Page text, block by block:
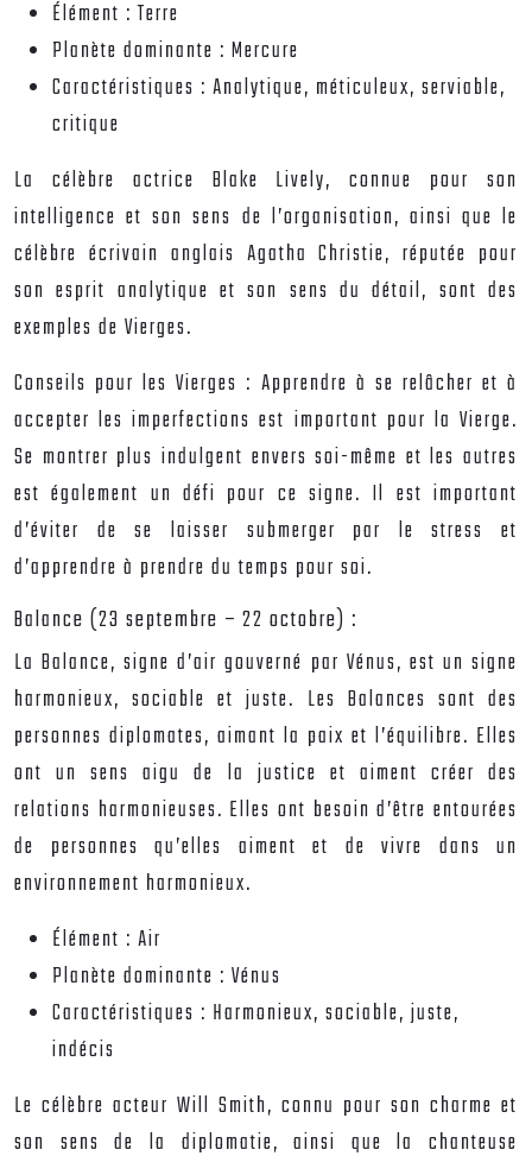
Élément :Terre
Planète dominante : Mercure
Caractéristiques : Analytique, méticuleux, serviable,
critique
La célèbre actrice Blake Lively, connue pour son
intelligence et son sens de l’organisation, ainsi que le
célèbre écrivain anglais Agatha Christie, réputée pour
son esprit analytique et son sens du détail, sont des
exemples de Vierges.
Conseils pour les Vierges : Apprendre à se relâcher et à
accepter les imperfections est important pour la Vierge.
Se montrer plus indulgent envers soi-même et les autres
est également un défi pour ce signe. Il est important
d’éviter de se laisser submerger par le stress et
d’apprendre à prendre du temps pour soi.
Balance (23 septembre – 22 octobre) :
La Balance, signe d’air gouverné par Vénus, est un signe
harmonieux, sociable et juste. Les Balances sont des
personnes diplomates, aimant la paix et l’équilibre. Elles
ont un sens aigu de la justice et aiment créer des
relations harmonieuses. Elles ont besoin d’être entourées
de personnes qu’elles aiment et de vivre dans un
environnement harmonieux.
Élément : Air
Planète dominante : Vénus
Caractéristiques : Harmonieux, sociable, juste,
indécis
Le célèbre acteur Will Smith, connu pour son charme et
son sens de la diplomatie, ainsi que la chanteuse